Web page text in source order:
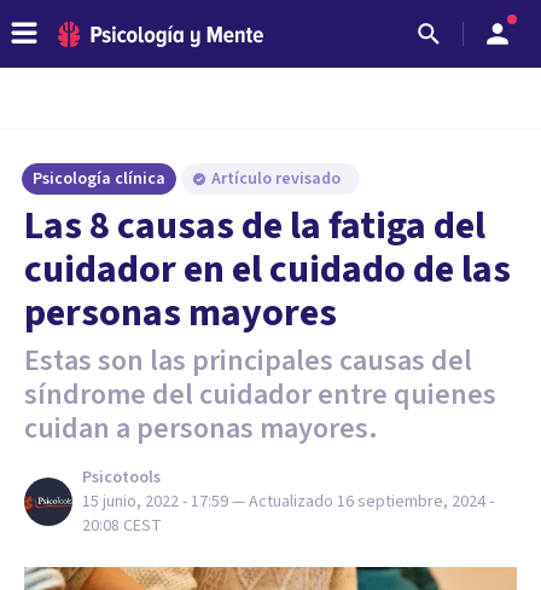
Psicología clínica Artículo revisado
Las 8 causas de la fatiga del
cuidador en el cuidado de las
personas mayores
Estas son las principales causas del
síndrome del cuidador entre quienes
cuidan a personas mayores.
Psicotools
15 junio, 2022 - 17:59— Actualizado 16 septiembre, 2024 -
20:08 CEST